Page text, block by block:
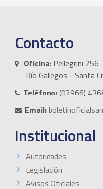
Contacto
Oficina: Pellegrini 256
Río Gallegos - Santa
Teléfono:(02966)
Email:
Institucional
Autoridades
Legislación
Avisos Oficiales